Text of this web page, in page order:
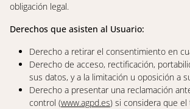
obligación legal.
Derechos que asisten al Usuario:
Derecho a retirar el consentimiento en
Derecho de acceso, rectificación,
sus datos, y a la limitación u oposición a
Derecho a presentar una reclamación
control (www.agpd.es) si considera que